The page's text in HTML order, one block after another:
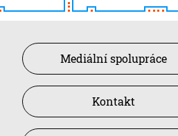
Mediální spolupráce
Kontakt